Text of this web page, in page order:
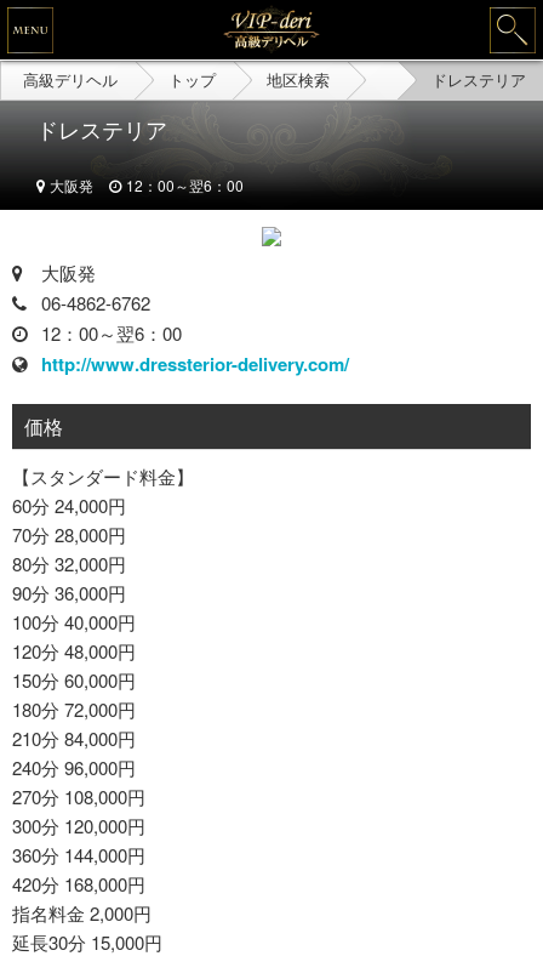
高級デリヘル トップ 地区検索 ドレステリア
ドレステリア
大阪発 12：00～翌6：00
大阪発
06-4862-6762
12：00～翌6：00
http://www.dressterior-delivery.com/
価格
【スタンダード料金】
60分 24,000円
70分 28,000円
80分 32,000円
90分 36,000円
100分 40,000円
120分 48,000円
150分 60,000円
180分 72,000円
210分 84,000円
240分 96,000円
270分 108,000円
300分 120,000円
360分 144,000円
420分 168,000円
指名料金 2,000円
延長30分 15,000円